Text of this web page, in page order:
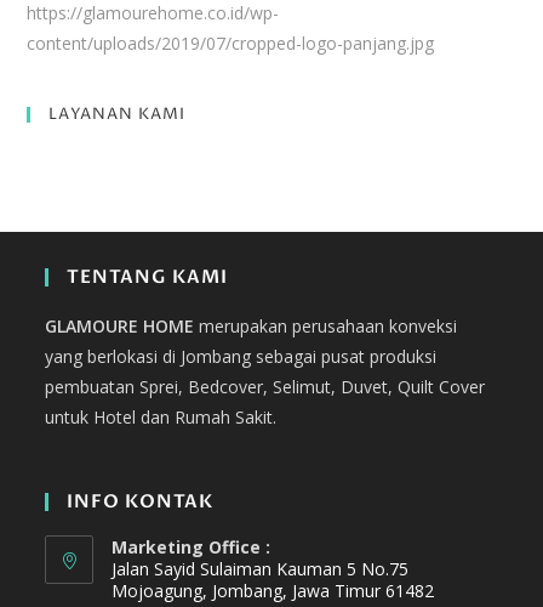
https://glamourehome.co.id/wp-
content/uploads/2019/07/cropped-logo-panjang.jpg
LAYANAN KAMI
TENTANG KAMI
GLAMOURE HOME merupakan perusahaan konveksi
yang berlokasi di Jombang sebagai pusat produksi
pembuatan Sprei, Bedcover, Selimut, Duvet, Quilt Cover
untuk Hotel dan Rumah Sakit.
INFO KONTAK
Marketing Office :
Jalan Sayid Sulaiman Kauman 5 No.75
Mojoagung, Jombang, Jawa Timur 61482